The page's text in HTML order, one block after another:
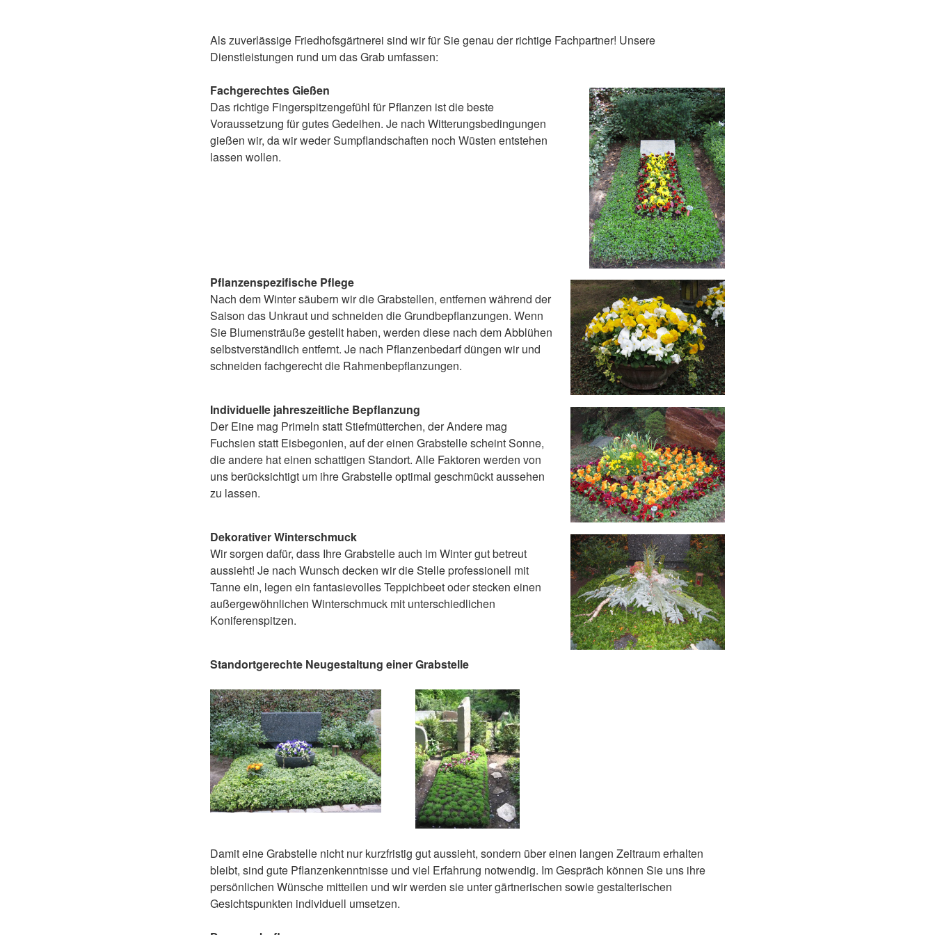
Als zuverlässige Friedhofsgärtnerei sind wir für Sie genau der richtige Fachpartner! Unsere
Dienstleistungen rund um das Grab umfassen:
Fachgerechtes Gießen
Das richtige Fingerspitzengefühl für Pflanzen ist die beste
Voraussetzung für gutes Gedeihen. Je nach Witterungsbedingungen
gießen wir, da wir weder Sumpflandschaften noch Wüsten entstehen
lassen wollen.
Pflanzenspezifische Pflege
Nach dem Winter säubern wir die Grabstellen, entfernen während der
Saison das Unkraut und schneiden die Grundbepflanzungen. Wenn
Sie Blumensträuße gestellt haben, werden diese nach dem Abblühen
selbstverständlich entfernt. Je nach Pflanzenbedarf düngen wir und
schneiden fachgerecht die Rahmenbepflanzungen.
Individuelle jahreszeitliche Bepflanzung
Der Eine mag Primeln statt Stiefmütterchen, der Andere mag
Fuchsien statt Eisbegonien, auf der einen Grabstelle scheint Sonne,
die andere hat einen schattigen Standort. Alle Faktoren werden von
uns berücksichtigt um ihre Grabstelle optimal geschmückt aussehen
zu lassen.
Dekorativer Winterschmuck
Wir sorgen dafür, dass Ihre Grabstelle auch im Winter gut betreut
aussieht! Je nach Wunsch decken wir die Stelle professionell mit
Tanne ein, legen ein fantasievolles Teppichbeet oder stecken einen
außergewöhnlichen Winterschmuck mit unterschiedlichen
Koniferenspitzen.
Standortgerechte Neugestaltung einer Grabstelle
Damit eine Grabstelle nicht nur kurzfristig gut aussieht, sondern über einen langen Zeitraum erhalten
bleibt, sind gute Pflanzenkenntnisse und viel Erfahrung notwendig. Im Gespräch können Sie uns ihre
persönlichen Wünsche mitteilen und wir werden sie unter gärtnerischen sowie gestalterischen
Gesichtspunkten individuell umsetzen.